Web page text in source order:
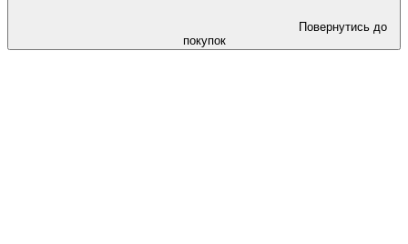
Повернутись до
покупок